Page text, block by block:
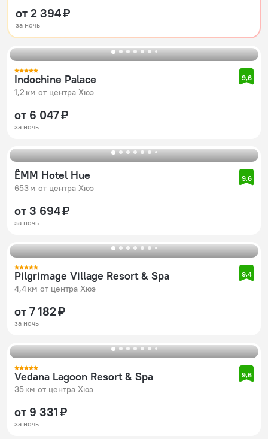
от 2 394 ₽
за ночь
Indochine Palace
1,2 км от центра Хюэ
9,6
от 6 047 ₽
за ночь
ÊMM Hotel Hue
653 м от центра Хюэ
9,6
от 3 694 ₽
за ночь
Pilgrimage Village Resort & Spa
4,4 км от центра Хюэ
9,4
от 7 182 ₽
за ночь
Vedana Lagoon Resort & Spa
35 км от центра Хюэ
9,6
от 9 331 ₽
за ночь